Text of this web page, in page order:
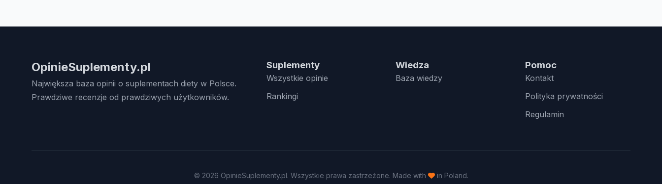
OpinieSuplementy.pl
Największa baza opinii o suplementach diety w Polsce.
Prawdziwe recenzje od prawdziwych użytkowników.
Suplementy
Wszystkie opinie
Rankingi
Wiedza
Baza wiedzy
Pomoc
Kontakt
Polityka prywatności
Regulamin
© 2026 OpinieSuplementy.pl. Wszystkie prawa zastrzeżone. Made with in Poland.